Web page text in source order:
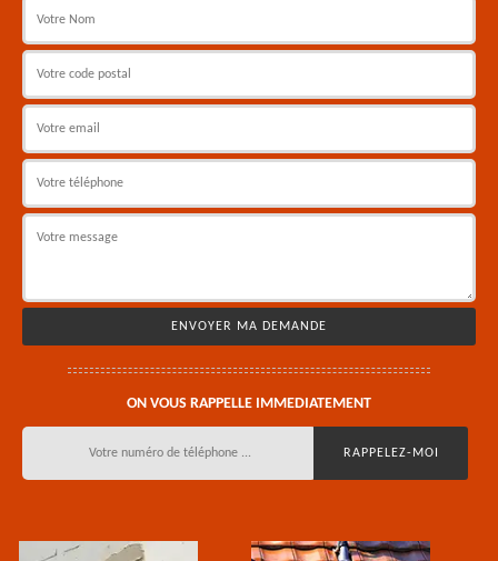
ON VOUS RAPPELLE IMMEDIATEMENT